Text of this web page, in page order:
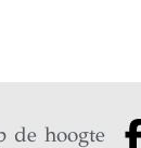
de hoogte